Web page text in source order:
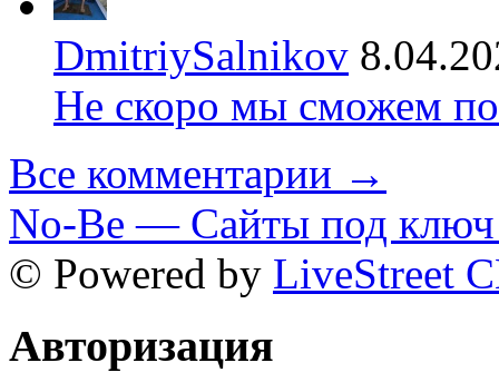
DmitriySalnikov
Не скоро мы сможем
Все комментарии →
No-Be — Сайты под ключ
© Powered by LiveStreet
Авторизация